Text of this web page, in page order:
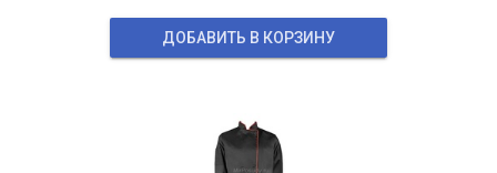
ДОБАВИТЬ В КОРЗИНУ